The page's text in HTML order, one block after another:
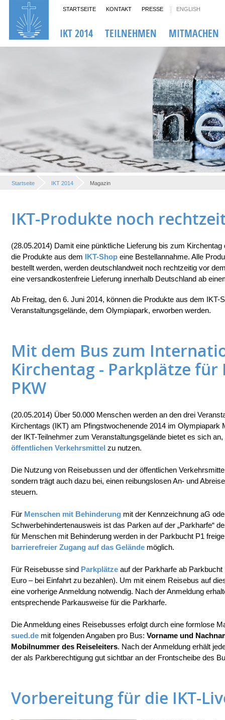
STARTSEITE KONTAKT PRESSE ENGLISH
IKT 2014 TEILNEHMEN MITMACHEN
Startseite IKT 2014 Magazin
IKT-Produkte noch
(28.05.2014) Damit eine pünktliche Lieferung bis zum
die Produkte aus dem IKT-Shop eine Bestellannahme. Alle
bestellt werden, werden deutschlandweit noch rechtzeitig vor
eine versandkostenfreie Lieferung innerhalb Deutschland ab
Ab Freitag, den 6. Juni 2014, können die Produkte aus dem IKT-
Veranstaltungsgelände, dem Olympiapark, erworben werden.
Mit dem Bus zum
Kirchentag - Parkplätze für
PKW
(20.05.2014) Über 50.000 Menschen werden an den drei
Kirchentags (IKT) am Pfingstwochenende 2014 im Olympiapark
der IKT-Teilnehmer zum Veranstaltungsgelände bietet es sich
öffentlichen Verkehrsmittel zu nutzen.
Die Nutzung von Reisebussen und der öffentlichen
sondern trägt auch dazu bei, einen reibungslosen An- und
steuern.
Für Menschen mit Behinderung mit der Kennzeichnung aG
Schwerbehindertenausweis ist das Parken auf der „Parkharfe“
für Menschen mit Behinderung werden in der Parkbucht P1
barrierefreier Zugang auf das Gelände möglich.
Für Reisebusse sind Parkplätze auf der Parkharfe ab
Euro – bei Einfahrt zu bezahlen). Um mit einem Reisebus auf
eine vorherige Anmeldung notwendig. Nach der Anmeldung
entsprechende Parkausweise für die Parkharfe.
Die Anmeldung eines Reisebusses erfolgt durch eine formlose
sued.de mit folgenden Angaben pro Bus: Vorname und
Mobilnummer des Reiseleiters. Nach der Anmeldung erhält
der als Parkberechtigung gut sichtbar an der Frontscheibe des
Vorbereitung für die IKT-